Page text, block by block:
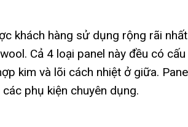
khách hàng sử dụng rộng rãi nhất
Cả 4 loại panel này đều có cấu
kim và lõi cách nhiệt ở giữa.
phụ kiện chuyên dụng.